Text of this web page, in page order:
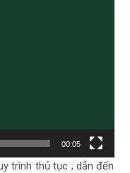
00:05
trình thủ tục ; dẫn đến